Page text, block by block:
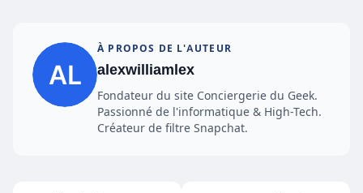
À PROPOS DE L'AUTEUR
alexwilliamlex
Fondateur du site Conciergerie du Geek.
Passionné de l'informatique & High-Tech.
Créateur de filtre Snapchat.